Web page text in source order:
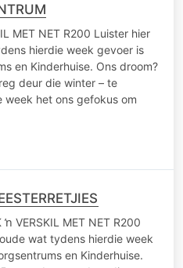
MET NET R200 Luister hier
hierdie week gevoer is
en Kinderhuise. Ons droom?
deur die winter – te
het ons gefokus om
ŉ VERSKIL MET NET R200
wat tydens hierdie week
en Kinderhuise.